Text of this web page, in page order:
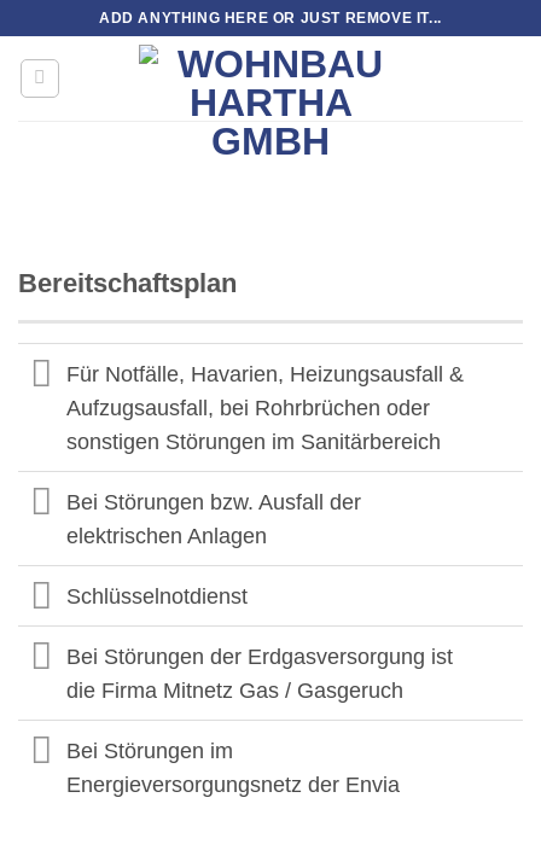
springen
ADD ANYTHING HERE OR JUST REMOVE IT...
Bereitschaftsplan
Für Notfälle, Havarien, Heizungsausfall &
Aufzugsausfall, bei Rohrbrüchen oder
sonstigen Störungen im Sanitärbereich
Bei Störungen bzw. Ausfall der
elektrischen Anlagen
Schlüsselnotdienst
Bei Störungen der Erdgasversorgung ist
die Firma Mitnetz Gas / Gasgeruch
Bei Störungen im
Energieversorgungsnetz der Envia